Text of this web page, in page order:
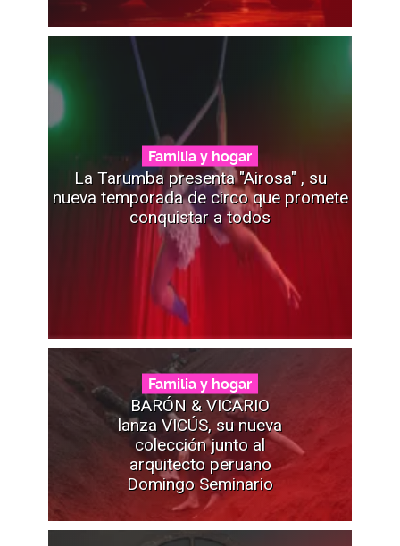
Familia y hogar
La Tarumba presenta "Airosa" , su
nueva temporada de circo que promete
conquistar a todos
Familia y hogar
BARÓN & VICARIO
lanza VICÚS, su nueva
colección junto al
arquitecto peruano
Domingo Seminario